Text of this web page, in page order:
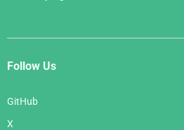
Follow Us
GitHub
X